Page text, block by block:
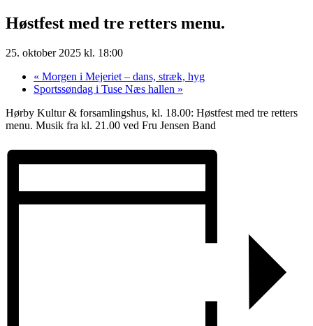
Høstfest med tre retters menu.
25. oktober 2025 kl. 18:00
« Morgen i Mejeriet – dans, stræk, hyg
Sportssøndag i Tuse Næs hallen »
Hørby Kultur & forsamlingshus, kl. 18.00: Høstfest med tre retters
menu. Musik fra kl. 21.00 ved Fru Jensen Band